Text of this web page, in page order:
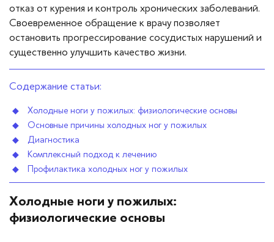
отказ от курения и контроль хронических заболеваний.
Своевременное обращение к врачу позволяет
остановить прогрессирование сосудистых нарушений и
существенно улучшить качество жизни.
Содержание статьи:
Холодные ноги у пожилых: физиологические основы
Основные причины холодных ног у пожилых
Диагностика
Комплексный подход к лечению
Профилактика холодных ног у пожилых
Холодные ноги у пожилых:
физиологические основы